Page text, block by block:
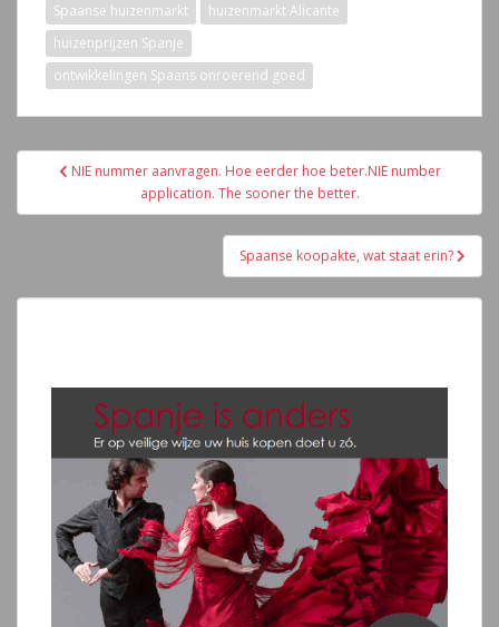
Spaanse huizenmarkt
huizenmarkt Alicante
huizenprijzen Spanje
ontwikkelingen Spaans onroerend goed
Navegación
entradas
NIE nummer aanvragen. Hoe eerder hoe beter.NIE number
application. The sooner the better.
Spaanse koopakte, wat staat erin?